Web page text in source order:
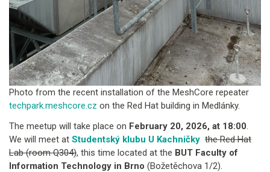
Photo from the recent installation of the MeshCore repeater
techpark.meshcore.cz on the Red Hat building in Medlánky.
The meetup will take place on February 20, 2026, at 18:00.
We will meet at Studentský klubu U Kachničky the Red Hat
Lab (room Q304), this time located at the BUT Faculty of
Information Technology in Brno (Božetěchova 1/2).